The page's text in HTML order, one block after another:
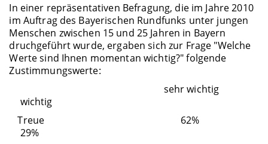
In einer repräsentativen Befragung, die im Jahre 2010
im Auftrag des Bayerischen Rundfunks unter jungen
Menschen zwischen 15 und 25 Jahren in Bayern
druchgeführt wurde, ergaben sich zur Frage "Welche
Werte sind Ihnen momentan wichtig?" folgende
Zustimmungswerte:
sehr wichtig
wichtig
Treue 62%
29%